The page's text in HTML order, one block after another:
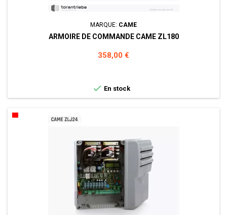
MARQUE: CAME
ARMOIRE DE COMMANDE CAME ZL180
Prix
358,00 €
 En stock